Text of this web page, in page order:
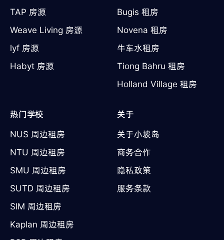
TAP 房源
Weave Living 房源
lyf 房源
Habyt 房源
Bugis 租房
Novena 租房
牛车水租房
Tiong Bahru 租房
Holland Village 租房
热门学校
NUS 周边租房
NTU 周边租房
SMU 周边租房
SUTD 周边租房
SIM 周边租房
Kaplan 周边租房
关于
关于小坡岛
商务合作
隐私政策
服务条款